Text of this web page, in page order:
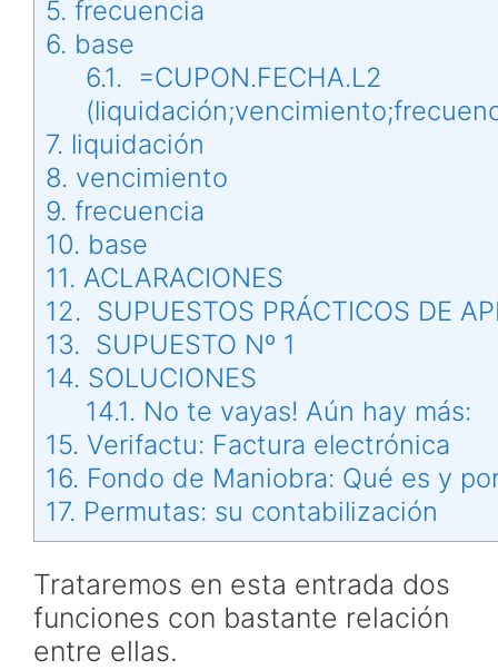
5. frecuencia
6. base
6.1. =CUPON.FECHA.L2
7. liquidación
8. vencimiento
9. frecuencia
10. base
11. ACLARACIONES
12. SUPUESTOS PRÁCTICOS DE
13. SUPUESTO Nº 1
14. SOLUCIONES
14.1. No te vayas! Aún hay más:
15. Verifactu: Factura electrónica
16. Fondo de Maniobra: Qué es y
17. Permutas: su contabilización
Trataremos en esta entrada dos
funciones con bastante relación
entre ellas.